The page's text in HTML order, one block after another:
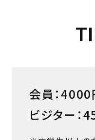
会員：4000
ビジター：